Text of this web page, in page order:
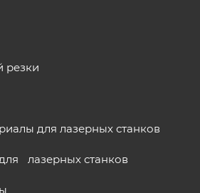
резки
для лазерных станков
лазерных станков